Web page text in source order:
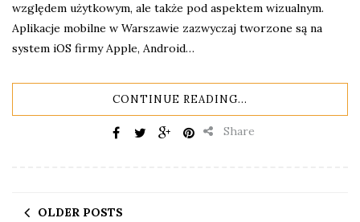
względem użytkowym, ale także pod aspektem wizualnym.
Aplikacje mobilne w Warszawie zazwyczaj tworzone są na
system iOS firmy Apple, Android…
CONTINUE READING...
Share
OLDER POSTS